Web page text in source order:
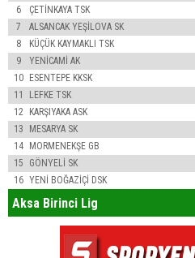
6
ÇETİNKAYA TSK
7
ALSANCAK YEŞİLOVA SK
8
KÜÇÜK KAYMAKLI TSK
9
YENİCAMİ AK
10 ESENTEPE KKSK
11
LEFKE TSK
12
KARŞIYAKA ASK
13
MESARYA SK
14 MORMENEKŞE GB
15
GÖNYELİ SK
16 YENİ BOĞAZİÇİ DSK
Aksa Birinci Lig